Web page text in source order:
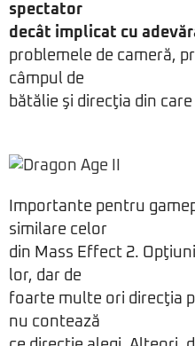
spectator
decât implicat cu
problemele de cameră,
câmpul de
bătălie şi direcţia din
Importante pentru
similare celor
din Mass Effect 2.
lor, dar de
foarte multe ori direcţia
nu contează